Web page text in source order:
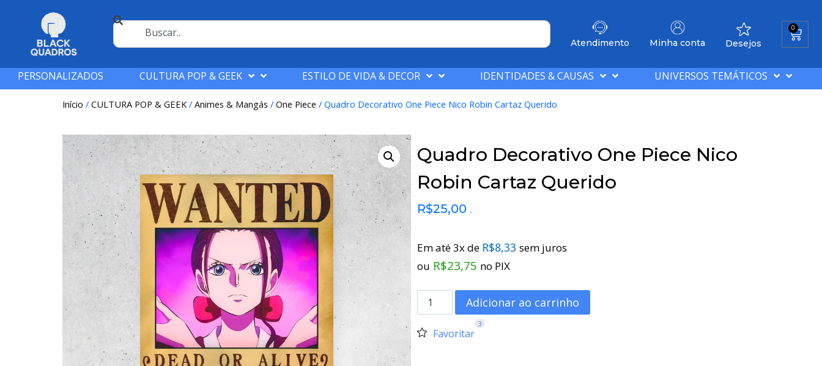
Atendimento Minha conta Desejos
0
PERSONALIZADOS CULTURA POP & GEEK ESTILO DE VIDA & DECOR IDENTIDADES & CAUSAS UNIVERSOS TEMÁTICOS
Início / CULTURA POP & GEEK/ Animes & Mangás / One Piece / Quadro Decorativo One Piece Nico Robin Cartaz Querido
Quadro Decorativo One Piece Nico
Robin Cartaz Querido
R$25,00 .
Em até 3x de R$8,33 sem juros
ou R$23,75 no PIX
Adicionar ao carrinho
Favoritar
3